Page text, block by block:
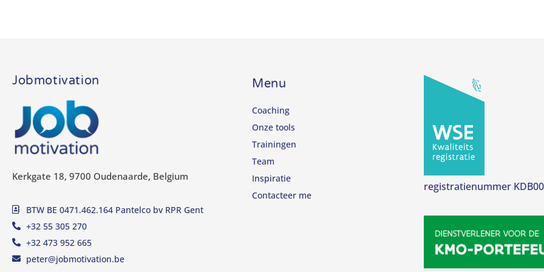
Jobmotivation
Kerkgate 18, 9700 Oudenaarde, Belgium
BTW BE 0471.462.164 Pantelco bv RPR Gent
+32 55 305 270
+32 473 952 665
peter@jobmotivation.be
Menu
Coaching
Onze tools
Trainingen
Team
Inspiratie
Contacteer me
registratienummer